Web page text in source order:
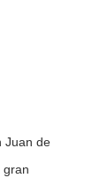
Juan de
gran